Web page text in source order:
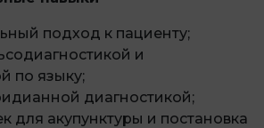
подход к пациенту;
и
по языку;
диагностикой;
для акупунктуры и постановка